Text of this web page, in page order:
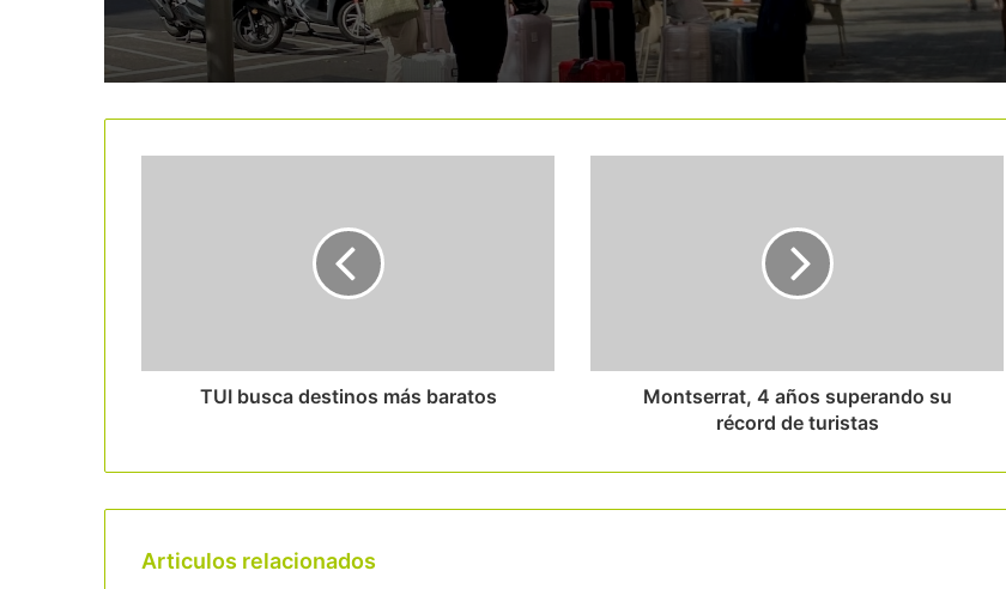
experiencias
El Vallès Oriental apuesta por el
internacionales
Las 9 rutas del vino catalanas crean la
TUI busca destinos más baratos
Montserrat, 4 años superando su
récord de turistas
Articulos relacionados